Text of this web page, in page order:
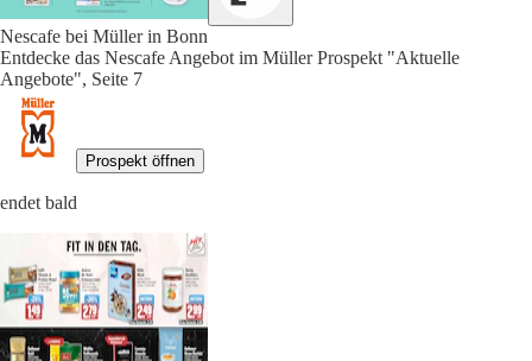
Nescafe bei Müller in Bonn
Entdecke das Nescafe Angebot im Müller Prospekt "Aktuelle
Angebote", Seite 7
Prospekt öffnen
endet bald